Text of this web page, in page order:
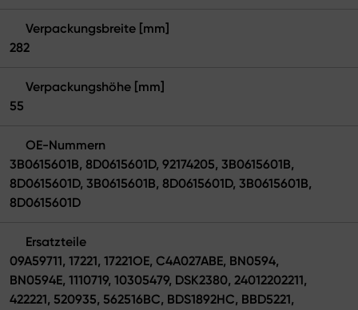
Verpackungsbreite [mm]
282
Verpackungshöhe [mm]
55
OE-Nummern
3B0615601B, 8D0615601D, 92174205, 3B0615601B,
8D0615601D, 3B0615601B, 8D0615601D, 3B0615601B,
8D0615601D
Ersatzteile
09A59711, 17221, 17221OE, C4A027ABE, BN0594,
BN0594E, 1110719, 10305479, DSK2380, 24012202211,
422221, 520935, 562516BC, BDS1892HC, BBD5221,